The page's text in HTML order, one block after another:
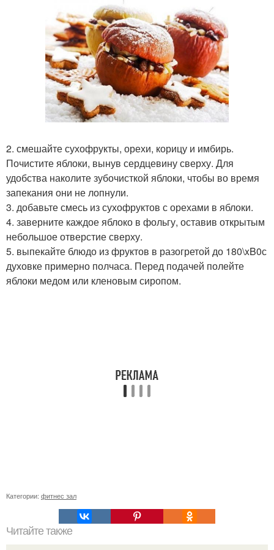
2. смешайте сухофрукты, орехи, корицу и имбирь.
Почистите яблоки, вынув сердцевину сверху. Для
удобства наколите зубочисткой яблоки, чтобы во время
запекания они не лопнули.
3. добавьте смесь из сухофруктов с орехами в яблоки.
4. заверните каждое яблоко в фольгу, оставив открытым
небольшое отверстие сверху.
5. выпекайте блюдо из фруктов в разогретой до 180\xB0с
духовке примерно полчаса. Перед подачей полейте
яблоки медом или кленовым сиропом.
Категории: фитнес зал
Читайте также